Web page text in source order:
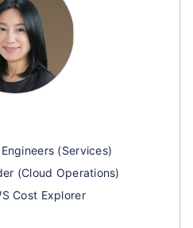
(Services)
(Cloud Operations)
Cost Explorer